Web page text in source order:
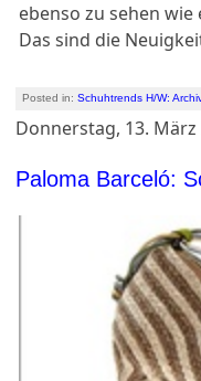
ebenso zu sehen
Das sind die
Posted in:Schuhtrends H/W:
Donnerstag, 13. März
Paloma Barceló: